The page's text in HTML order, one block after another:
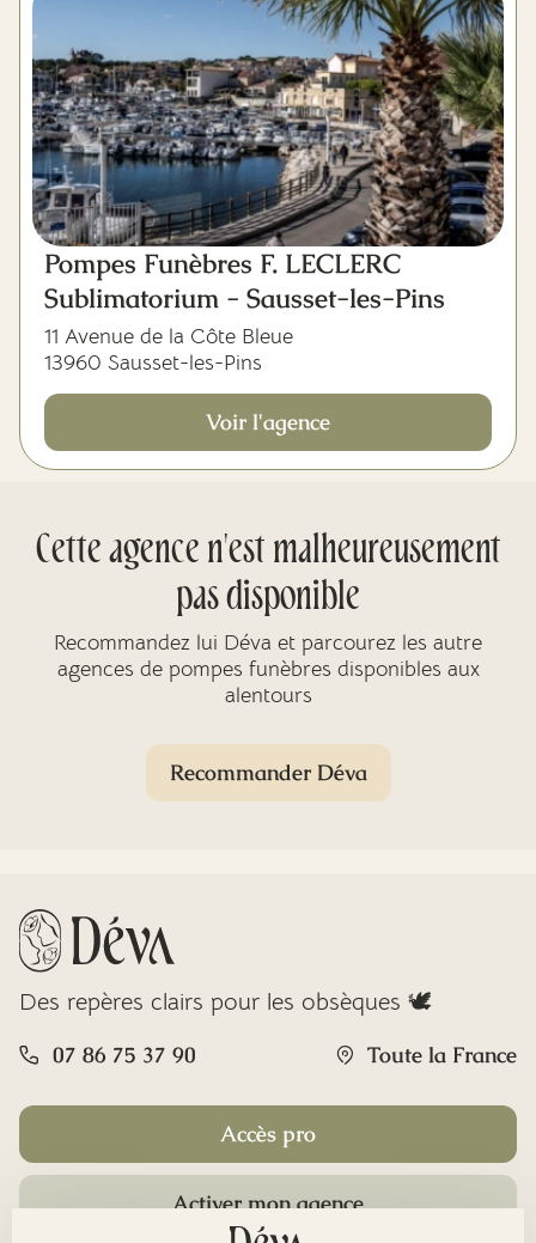
Pompes Funèbres F. LECLERC
Sublimatorium - Sausset-les-Pins
11 Avenue de la Côte Bleue
13960 Sausset-les-Pins
Voir l'agence
Cette agence n'est malheureusement
pas disponible
Recommandez lui Déva et parcourez les autre
agences de pompes funèbres disponibles aux
alentours
Recommander Déva
Des repères clairs pour les obsèques 🕊️
07 86 75 37 90 Toute la France
Accès pro
Activer mon agence